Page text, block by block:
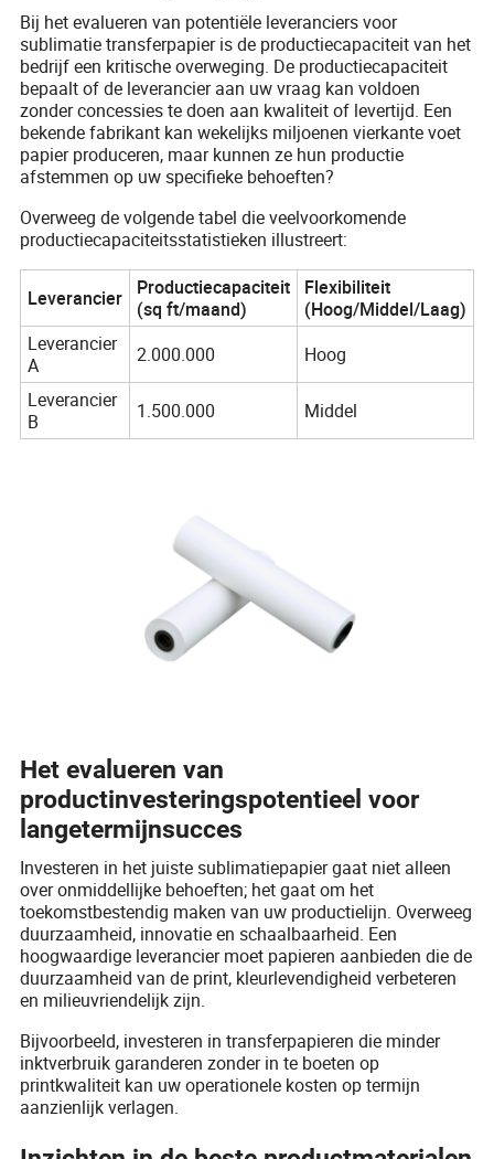
Bij het evalueren van potentiële leveranciers voor
sublimatie transferpapier is de productiecapaciteit van het
bedrijf een kritische overweging. De productiecapaciteit
bepaalt of de leverancier aan uw vraag kan voldoen
zonder concessies te doen aan kwaliteit of levertijd. Een
bekende fabrikant kan wekelijks miljoenen vierkante voet
papier produceren, maar kunnen ze hun productie
afstemmen op uw specifieke behoeften?
Overweeg de volgende tabel die veelvoorkomende
productiecapaciteitsstatistieken illustreert:
Leverancier
Productiecapaciteit
(sq ft/maand)
Flexibiliteit
(Hoog/Middel/Laag)
Leverancier
A
2.000.000
Hoog
Leverancier
B
1.500.000 Middel
Het evalueren van
productinvesteringspotentieel voor
langetermijnsucces
Investeren in het juiste sublimatiepapier gaat niet alleen
over onmiddellijke behoeften; het gaat om het
toekomstbestendig maken van uw productielijn. Overweeg
duurzaamheid, innovatie en schaalbaarheid. Een
hoogwaardige leverancier moet papieren aanbieden die de
duurzaamheid van de print, kleurlevendigheid verbeteren
en milieuvriendelijk zijn.
Bijvoorbeeld, investeren in transferpapieren die minder
inktverbruik garanderen zonder in te boeten op
printkwaliteit kan uw operationele kosten op termijn
aanzienlijk verlagen.